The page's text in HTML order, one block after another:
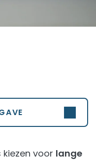
voor lange